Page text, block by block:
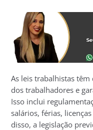
As leis trabalhistas
dos trabalhadores e
Isso inclui
salários, férias,
disso, a legislação